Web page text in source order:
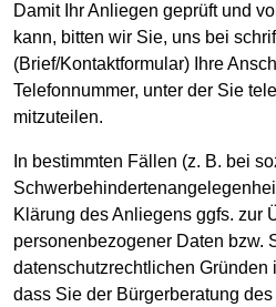
Damit Ihr Anliegen geprüft und
kann, bitten wir Sie, uns bei
(Brief/Kontaktformular) Ihre
Telefonnummer, unter der Sie
mitzuteilen.
In bestimmten Fällen (z. B. bei
Klärung des Anliegens ggfs. zur
personenbezogener Daten bzw.
datenschutzrechtlichen Gründen
dass Sie der Bürgerberatung